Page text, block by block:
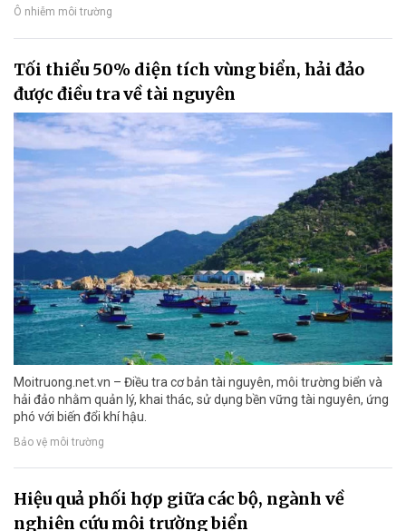
Ô nhiễm môi trường
Tối thiểu 50% diện tích vùng biển, hải đảo
được điều tra về tài nguyên
Moitruong.net.vn – Điều tra cơ bản tài nguyên, môi trường biển và
hải đảo nhằm quản lý, khai thác, sử dụng bền vững tài nguyên, ứng
phó với biến đổi khí hậu.
Bảo vệ môi trường
Hiệu quả phối hợp giữa các bộ, ngành về
nghiên cứu môi trường biển